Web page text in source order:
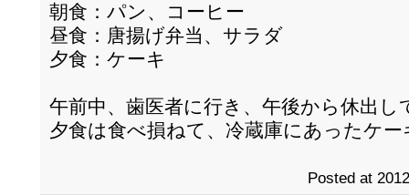
朝食：パン、コーヒー
昼食：唐揚げ弁当、サラダ
夕食：ケーキ
午前中、歯医者に行き、午後から休出し
夕食は食べ損ねて、冷蔵庫にあったケ
Posted at